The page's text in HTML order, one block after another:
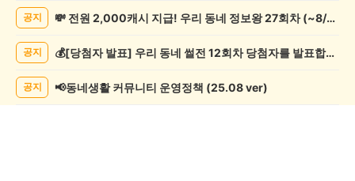
록
공지 💸 전원 2,000캐시 지급! 우리 동네 정보왕 27회차 (~8/10)
공지 💰[당첨자 발표] 우리 동네 썰전 12회차 당첨자를 발표합니다!
공지 📢동네생활 커뮤니티 운영정책 (25.08 ver)